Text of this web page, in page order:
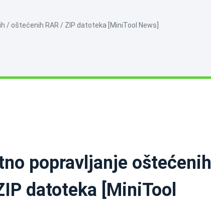
/ oštećenih RAR / ZIP datoteka [MiniTool News]
popravljanje oštećenih
datoteka [MiniTool